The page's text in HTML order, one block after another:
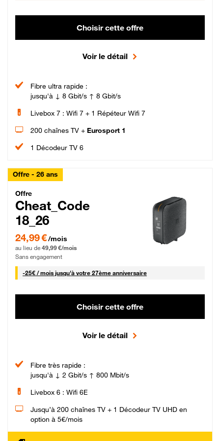
Choisir cette offre
Voir le détail
Fibre ultra rapide :
jusqu'à ↓ 8 Gbit/s ↑ 8 Gbit/s
Livebox 7 : Wifi 7 + 1 Répéteur Wifi 7
200 chaînes TV + Eurosport 1
1 Décodeur TV 6
Offre - 26 ans
Cheat_Code Fibre_18_26
Offre
Cheat_Code
18_26
24,99 € par mois pendant 0 mois puis 49,99 € par mois, Sans engagement
24,99 €/mois
au lieu de 49,99 €/mois
Sans engagement
-25€ / mois25 € par mois
jusqu'à votre 27ème anniversaire
Choisir cette offre
Voir le détail
Fibre très rapide :
jusqu'à ↓ 2 Gbit/s ↑ 800 Mbit/s
Livebox 6 : Wifi 6E
Jusqu’à 200 chaînes TV + 1 Décodeur TV UHD en
option à 5€/mois